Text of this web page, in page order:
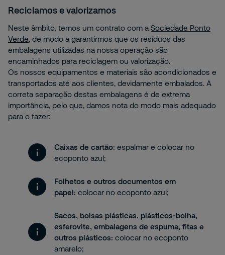
Reciclamos e valorizamos
Neste âmbito, temos um contrato com a Sociedade Ponto
Verde, de modo a garantirmos que os resíduos das
embalagens utilizadas na nossa operação são
encaminhados para reciclagem ou valorização.
Os nossos equipamentos e materiais são acondicionados e
transportados até aos clientes, devidamente embalados. A
correta separação destas embalagens é de extrema
importância, pelo que, damos nota do modo mais adequado
para o fazer:
Caixas de cartão: espalmar e colocar no
ecoponto azul;
Folhetos e outros documentos em
papel: colocar no ecoponto azul;
Sacos, bolsas plásticas, plásticos-bolha,
esferovite, embalagens de espuma, fitas e
outros plásticos: colocar no ecoponto
amarelo;